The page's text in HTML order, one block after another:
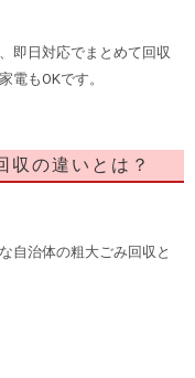
即日対応でまとめて回収
電もOKです。
収の違いとは？
自治体の粗大ごみ回収と